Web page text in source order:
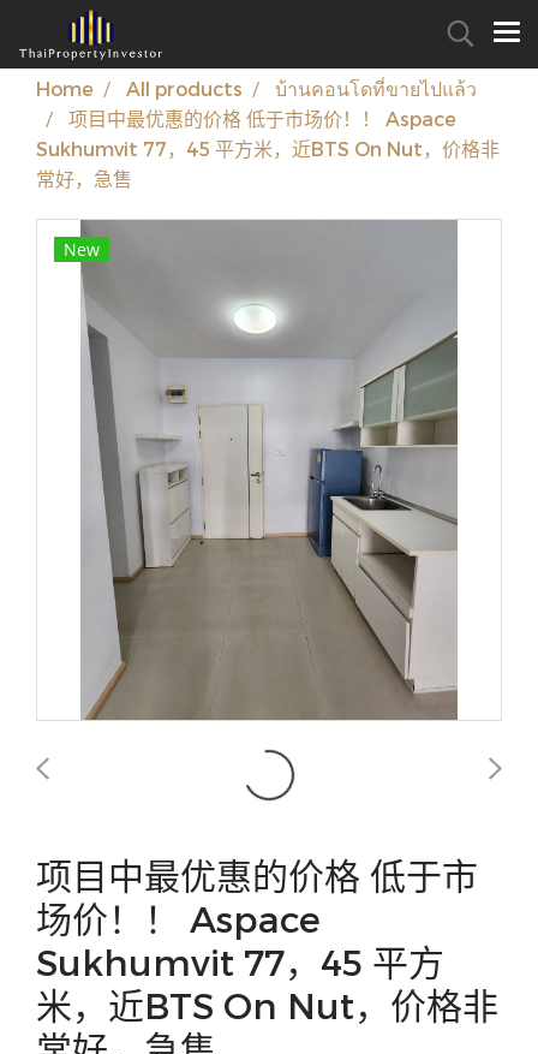
Home All products
บ้านคอนโดที่ขายไปแล้ว
项目中最优惠的价格 低于市场价！！ Aspace
Sukhumvit 77，45 平方米，近BTS On Nut，价格非
常好，急售
New
项目中最优惠的价格 低于市
场价！！ Aspace
Sukhumvit 77，45 平方
米，近BTS On Nut，价格非